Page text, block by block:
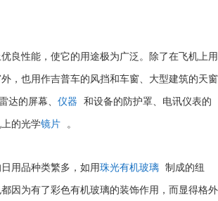
良性能，使它的用途极为广泛。除了在飞机上用
，也用作吉普车的风挡和车窗、大型建筑的天窗
达的屏幕、 仪器 和设备的防护罩、电讯仪表的
的光学镜片 。
用品种类繁多，如用珠光有机玻璃 制成的纽
因为有了彩色有机玻璃的装饰作用，而显得格外